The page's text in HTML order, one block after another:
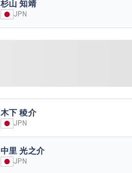
杉山 知靖
JPN
木下 稜介
JPN
中里 光之介
JPN